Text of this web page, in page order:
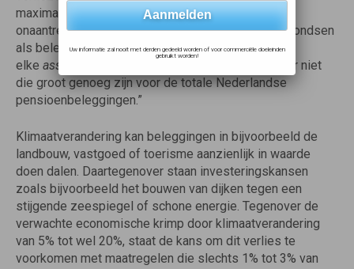
maximaliseren. Elk ander scenario is financieel
onaantrekkelijk en niet in het belang van pensioenfondsen
als beleggers. Klimaatrisico’s raken elke sector en
elke asset class
: er zijn geen ‘veilige havens’, zeker niet
die groot genoeg zijn voor de totale Nederlandse
pensioenbeleggingen.”
Klimaatverandering kan beleggingen in bijvoorbeeld de
landbouw, vastgoed of toerisme aanzienlijk in waarde
doen dalen. Daartegenover staan investeringskansen
zoals bijvoorbeeld het bouwen van dijken tegen een
stijgende zeespiegel of schone energie. Tegenover de
verwachte economische krimp door klimaatverandering
van 5% tot wel 20%, staat de kans om dit verlies te
voorkomen met maatregelen die slechts 1% tot 3% van
Uw informatie zal nooit met derden gedeeld worden of voor commerciële doeleinden
gebruikt worden!